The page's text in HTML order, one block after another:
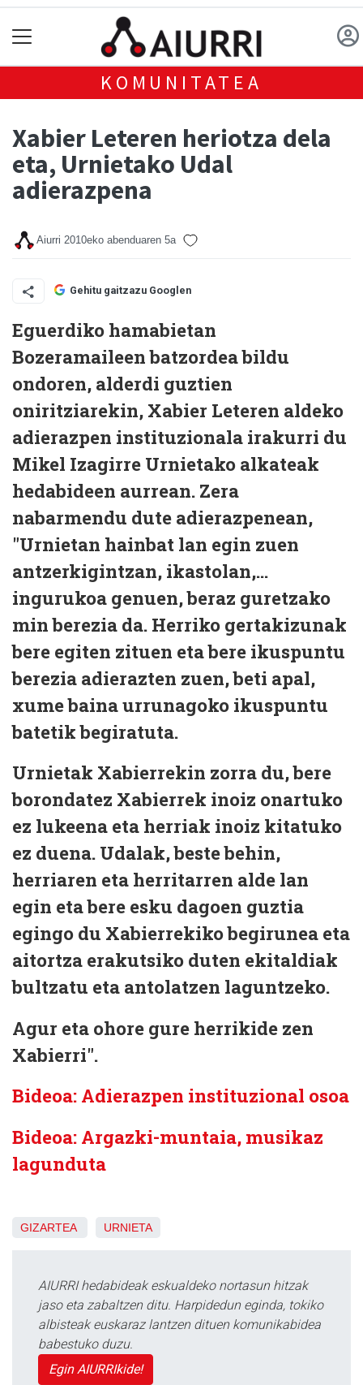
KOMUNITATEA
Xabier Leteren heriotza dela
eta, Urnietako Udal
adierazpena
Aiurri 2010eko abenduaren 5a
Gehitu gaitzazu Googlen
Eguerdiko hamabietan
Bozeramaileen batzordea bildu
ondoren, alderdi guztien
oniritziarekin, Xabier Leteren aldeko
adierazpen instituzionala irakurri du
Mikel Izagirre Urnietako alkateak
hedabideen aurrean. Zera
nabarmendu dute adierazpenean,
"Urnietan hainbat lan egin zuen
antzerkigintzan, ikastolan,...
ingurukoa genuen, beraz guretzako
min berezia da. Herriko gertakizunak
bere egiten zituen eta bere ikuspuntu
berezia adierazten zuen, beti apal,
xume baina urrunagoko ikuspuntu
batetik begiratuta.
Urnietak Xabierrekin zorra du, bere
borondatez Xabierrek inoiz onartuko
ez lukeena eta herriak inoiz kitatuko
ez duena. Udalak, beste behin,
herriaren eta herritarren alde lan
egin eta bere esku dagoen guztia
egingo du Xabierrekiko begirunea eta
aitortza erakutsiko duten ekitaldiak
bultzatu eta antolatzen laguntzeko.
Agur eta ohore gure herrikide zen
Xabierri".
Bideoa: Adierazpen instituzional osoa
Bideoa: Argazki-muntaia, musikaz
lagunduta
GIZARTEA URNIETA
AIURRI hedabideak eskualdeko nortasun hitzak
jaso eta zabaltzen ditu. Harpidedun eginda, tokiko
albisteak euskaraz lantzen dituen komunikabidea
babestuko duzu.
Egin AIURRIkide!